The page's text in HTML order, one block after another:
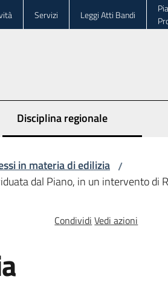
Servizi Leggi Atti Bandi
Disciplina regionale
in materia di edilizia /
dal Piano, in un intervento di
Condividi Vedi azioni